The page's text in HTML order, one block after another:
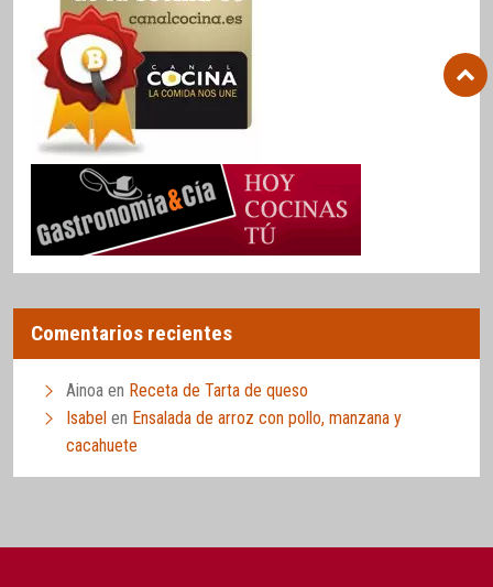
Comentarios recientes
Ainoa en Receta de Tarta de queso
Isabel en Ensalada de arroz con pollo, manzana y
cacahuete